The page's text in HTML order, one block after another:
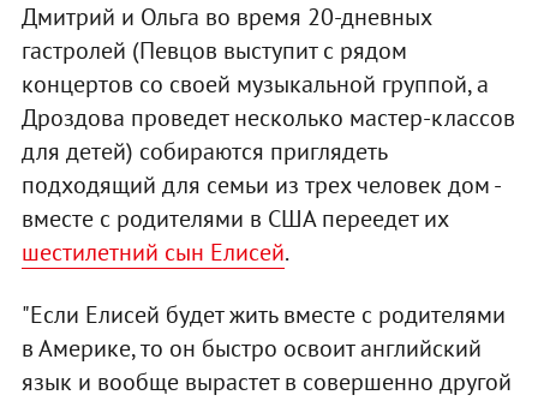
Дмитрий и Ольга во время 20-дневных
гастролей (Певцов выступит с рядом
концертов со своей музыкальной группой, а
Дроздова проведет несколько мастер-классов
для детей) собираются приглядеть
подходящий для семьи из трех человек дом -
вместе с родителями в США переедет их
шестилетний сын Елисей.
"Если Елисей будет жить вместе с родителями
в Америке, то он быстро освоит английский
язык и вообще вырастет в совершенно другой